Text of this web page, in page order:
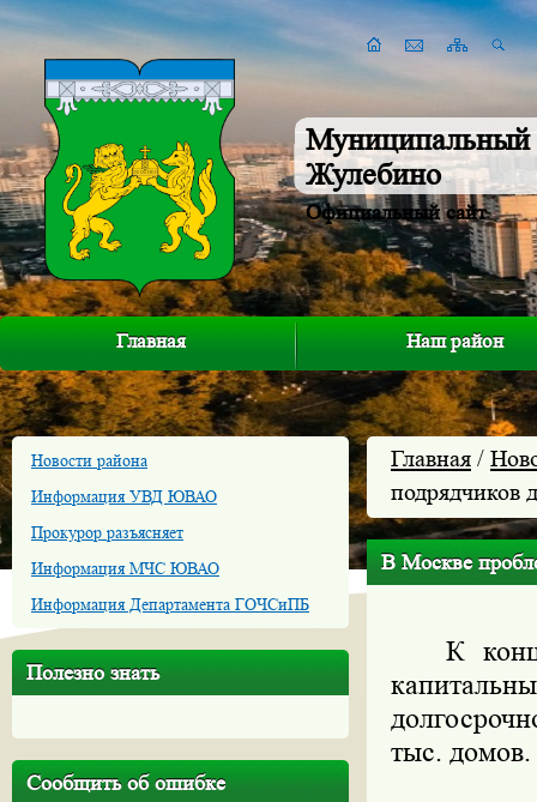
Муниципальный
Жулебино
Официальный сайт
Главная Наш район
Новости района
Информация УВД ЮВАО
Прокурор разъясняет
Информация МЧС ЮВАО
Информация Департамента ГОЧСиПБ
Полезно знать
Сообщить об ошибке
Главная /
подрядчиков
В Москве
К концу
тыс. домов.